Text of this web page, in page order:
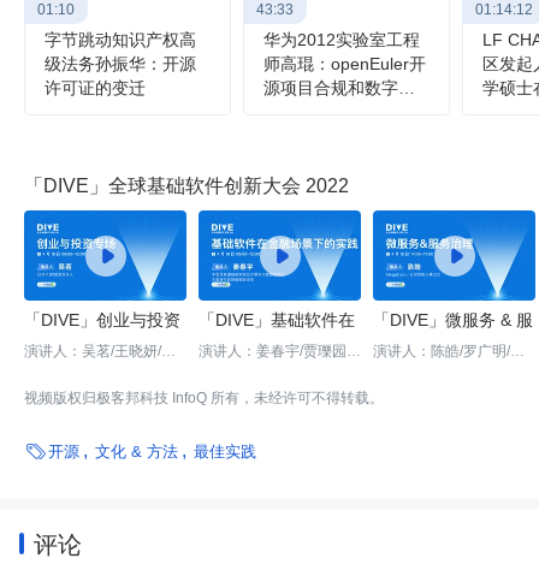
01:10
字节跳动知识产权高
级法务孙振华：开源
许可证的变迁
43:33
华为2012实验室工程
师高琨：openEuler开
源项目合规和数字化
01:14:12
LF
区发起
学硕士
「DIVE」全球基础软件创新大会 2022

「DIVE」创业与投资
专场
演讲人：吴茗/王晓妍/陈

「DIVE」基础软件在
金融场景下的实践专
演讲人：姜春宇/贾瓅园/

「DIVE」微服务 & 服
务治理专场
演讲人：陈皓/罗广明/刘
视频版权归极客邦科技 InfoQ 所有，未经许可不得转载。
开源 文化 & 方法 最佳实践
评论